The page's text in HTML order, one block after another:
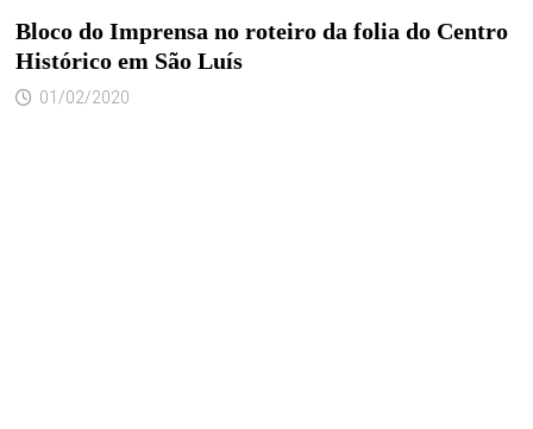
Bloco do Imprensa no roteiro da folia do Centro
Histórico em São Luís
01/02/2020